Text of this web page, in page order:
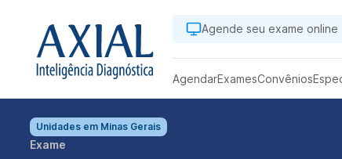
Agende seu exame online
AgendarExamesConvênios
Unidades em Minas Gerais
Exame